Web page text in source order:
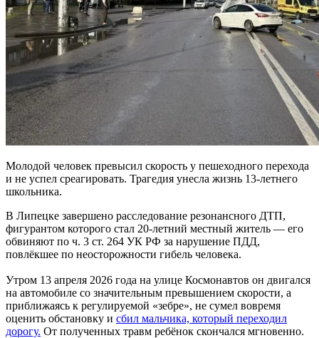
Молодой человек превысил скорость у пешеходного перехода
и не успел среагировать. Трагедия унесла жизнь 13-летнего
школьника.
В Липецке завершено расследование резонансного ДТП,
фигурантом которого стал 20-летний местный житель — его
обвиняют по ч. 3 ст. 264 УК РФ за нарушение ПДД,
повлёкшее по неосторожности гибель человека.
Утром 13 апреля 2026 года на улице Космонавтов он двигался
на автомобиле со значительным превышением скорости, а
приближаясь к регулируемой «зебре», не сумел вовремя
оценить обстановку и сбил мальчика, который переходил
дорогу. От полученных травм ребёнок скончался мгновенно.